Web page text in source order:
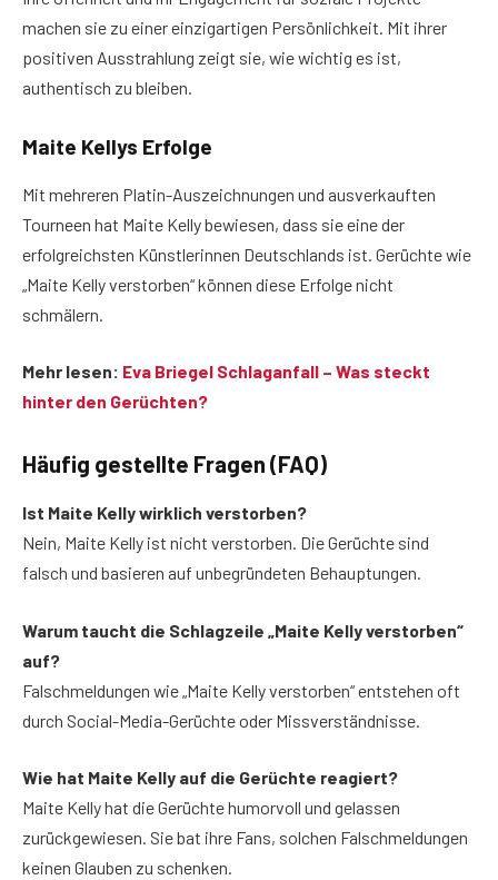
machen sie zu einer einzigartigen Persönlichkeit. Mit ihrer
positiven Ausstrahlung zeigt sie, wie wichtig es ist,
authentisch zu bleiben.
Maite Kellys Erfolge
Mit mehreren Platin-Auszeichnungen und ausverkauften
Tourneen hat Maite Kelly bewiesen, dass sie eine der
erfolgreichsten Künstlerinnen Deutschlands ist. Gerüchte wie
„Maite Kelly verstorben“ können diese Erfolge nicht
schmälern.
Mehr lesen: Eva Briegel Schlaganfall – Was steckt
hinter den Gerüchten?
Häufig gestellte Fragen (FAQ)
Ist Maite Kelly wirklich verstorben?
Nein, Maite Kelly ist nicht verstorben. Die Gerüchte sind
falsch und basieren auf unbegründeten Behauptungen.
Warum taucht die Schlagzeile „Maite Kelly verstorben“
auf?
Falschmeldungen wie „Maite Kelly verstorben“ entstehen oft
durch Social-Media-Gerüchte oder Missverständnisse.
Wie hat Maite Kelly auf die Gerüchte reagiert?
Maite Kelly hat die Gerüchte humorvoll und gelassen
zurückgewiesen. Sie bat ihre Fans, solchen Falschmeldungen
keinen Glauben zu schenken.